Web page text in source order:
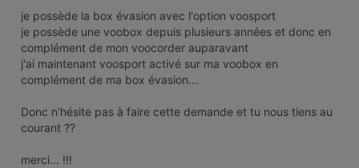
je possède la box évasion avec l'option voosport
je possède une voobox depuis plusieurs années et donc en
complément de mon voocorder auparavant
j'ai maintenant voosport activé sur ma voobox en
complément de ma box évasion...
Donc n'hésite pas à faire cette demande et tu nous tiens au
courant ??
merci... !!!